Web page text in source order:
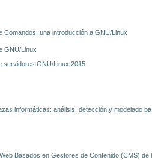
Comandos: una introducción a GNU/Linux
GNU/Linux
servidores GNU/Linux 2015
informáticas: análisis, detección y modelado
Basados en Gestores de Contenido (CMS) de